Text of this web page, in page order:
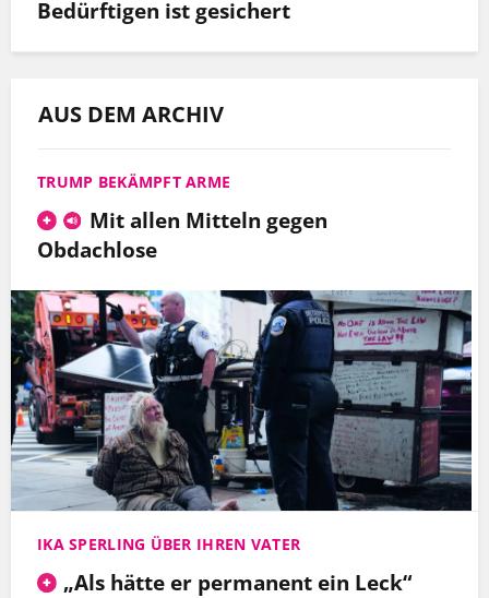
Bedürftigen ist gesichert
AUS DEM ARCHIV
TRUMP BEKÄMPFT ARME
Mit allen Mitteln gegen
Obdachlose
IKA SPERLING ÜBER IHREN VATER
„Als hätte er permanent ein Leck“